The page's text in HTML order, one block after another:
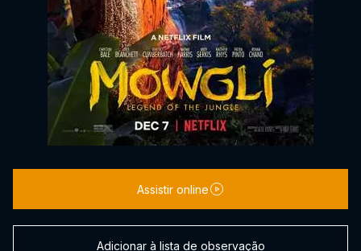
Assistir online
Adicionar à lista de observação